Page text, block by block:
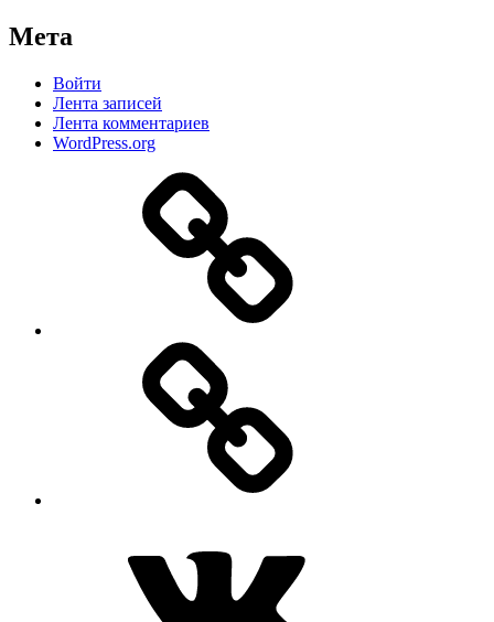
Мета
Войти
Лента записей
Лента комментариев
WordPress.org